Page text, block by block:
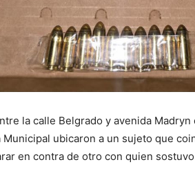
la calle Belgrado y avenida
ubicaron a un sujeto que
en contra de otro con quien